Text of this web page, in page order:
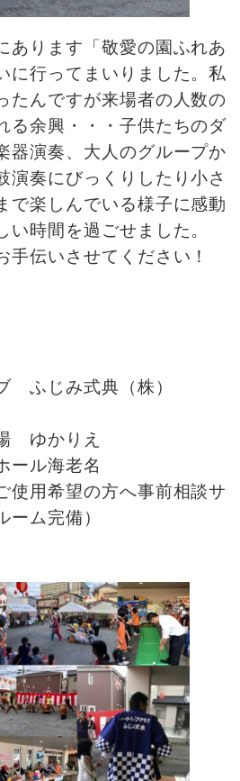
あります「敬愛の園ふれあ
に行ってまいりました。私
たんですが来場者の人数の
る余興・・・子供たちのダ
器演奏、大人のグループか
演奏にびっくりしたり小さ
で楽しんでいる様子に感動
い時間を過ごせました。
手伝いさせてください！
ふじみ式典（株）
ゆかりえ
ル海老名
用希望の方へ事前相談サ
ーム完備）